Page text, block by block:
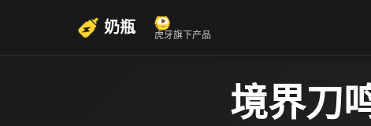
奶瓶 虎牙旗下产品
境界刀